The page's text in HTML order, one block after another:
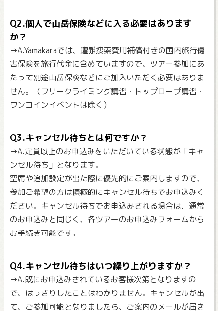
Q2.個人で山岳保険などに入る必要はあります
か？
→A.Yamakaraでは、遭難捜索費用補償付きの国内旅行傷
害保険を旅行代金に含めていますので、ツアー参加にあ
たって別途山岳保険などにご加入いただく必要はありま
せん。（フリークライミング講習・トップロープ講習・
ワンコインイベントは除く）
Q3.キャンセル待ちとは何ですか？
→A.定員以上のお申込みをいただいている状態が「キャ
ンセル待ち」となります。
空席や追加設定が出た際に優先的にご案内しますので、
参加ご希望の方は積極的にキャンセル待ちでお申込みく
ださい。キャンセル待ちでお申込みされる場合は、通常
のお申込みと同じく、各ツアーのお申込みフォームから
お手続き可能です。
Q4.キャンセル待ちはいつ繰り上がりますか？
→A.既にお申込みされているお客様次第となりますの
で、はっきりしたことはわかりません。キャンセルが出
て、ご参加可能となりましたら、ご案内のメールが届き